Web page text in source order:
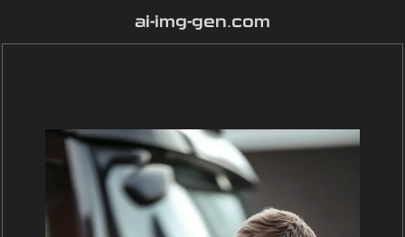
ai-img-gen.com